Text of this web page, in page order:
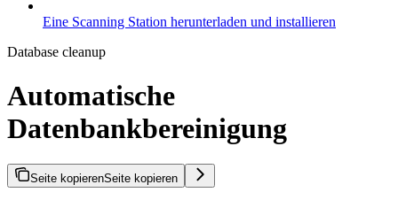
Eine Scanning Station herunterladen und installieren
Database cleanup
Automatische
Datenbankbereinigung
Seite kopierenSeite kopieren